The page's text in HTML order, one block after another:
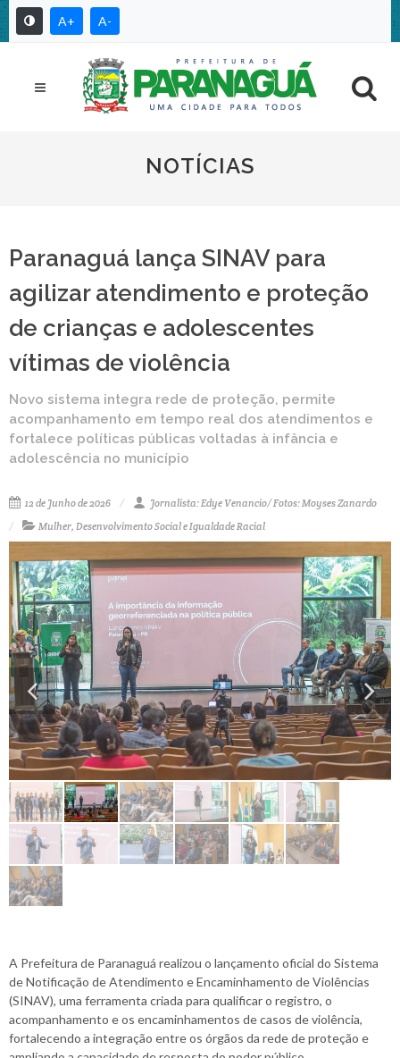
A+ A-
NOTÍCIAS
Paranaguá lança SINAV para
agilizar atendimento e proteção
de crianças e adolescentes
vítimas de violência
Novo sistema integra rede de proteção, permite
acompanhamento em tempo real dos atendimentos e
fortalece políticas públicas voltadas à infância e
adolescência no município
12 de Junho de 2026
Jornalista: Edye Venancio/ Fotos: Moyses Zanardo
Mulher, Desenvolvimento Social e Igualdade Racial
A Prefeitura de Paranaguá realizou o lançamento oficial do Sistema
de Notificação de Atendimento e Encaminhamento de Violências
(SINAV), uma ferramenta criada para qualificar o registro, o
acompanhamento e os encaminhamentos de casos de violência,
fortalecendo a integração entre os órgãos da rede de proteção e